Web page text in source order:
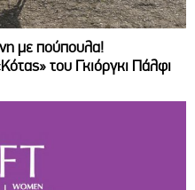
με πούπουλα!
του Γκιόργκι Πάλφι